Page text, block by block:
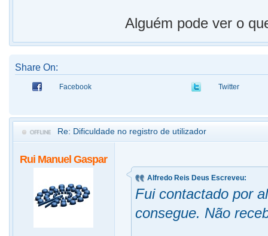
Alguém pode ver o
Share On:
Facebook Twitter
Re: Dificuldade no registro de utilizador
Rui Manuel Gaspar
Alfredo Reis Deus Escreveu:
Fui contactado por
consegue. Não